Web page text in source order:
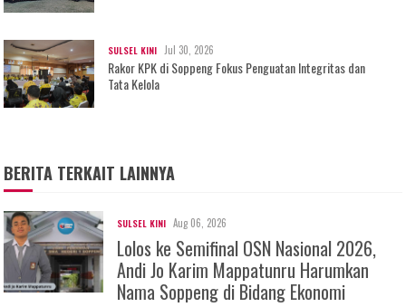
SULSEL KINI Jul 30, 2026
Rakor KPK di Soppeng Fokus Penguatan Integritas dan
Tata Kelola
BERITA TERKAIT LAINNYA
SULSEL KINI Aug 06, 2026
Lolos ke Semifinal OSN Nasional 2026,
Andi Jo Karim Mappatunru Harumkan
Nama Soppeng di Bidang Ekonomi